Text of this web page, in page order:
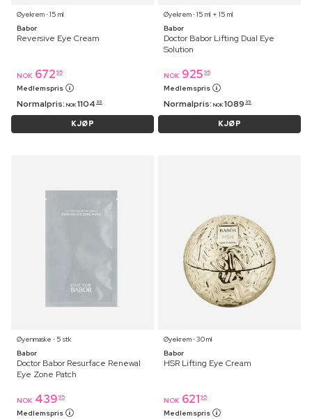
Øyekrem ⋅ 15 ml
Babor
Reversive Eye Cream
NOK 672 95
Medlemspris
Normalpris: NOK 1104 95
KJØP
Øyekrem ⋅ 15 ml + 15 ml
Babor
Doctor Babor Lifting Dual Eye
Solution
NOK 925 95
Medlemspris
Normalpris: NOK 1089 95
KJØP
Øyenmaske ⋅ 5 stk
Babor
Doctor Babor Resurface Renewal
Eye Zone Patch
NOK 439 95
Medlemspris
Øyekrem ⋅ 30 ml
Babor
HSR Lifting Eye Cream
NOK 621 95
Medlemspris